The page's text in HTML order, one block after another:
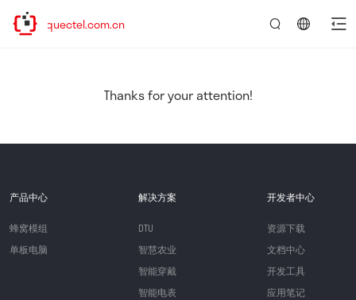
www.quectel.com.cn
Thanks for your attention!
产品中心
蜂窝模组
单板电脑
解决方案
DTU
智慧农业
智能穿戴
智能电表
开发者中心
资源下载
文档中心
开发工具
应用笔记